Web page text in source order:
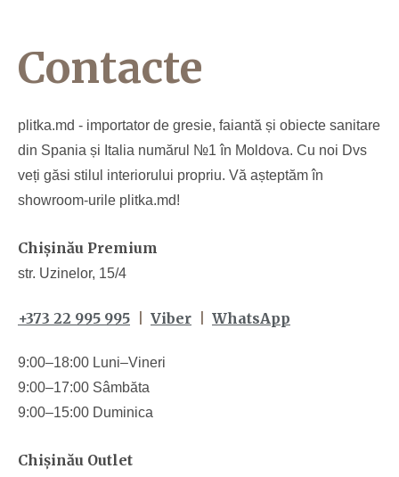
Contacte
plitka.md - importator de gresie, faiantă și obiecte sanitare
din Spania și Italia numărul №1 în Moldova. Cu noi Dvs
veți găsi stilul interiorului propriu. Vă așteptăm în
showroom-urile plitka.md!
Chișinău Premium
str. Uzinelor, 15/4
+373 22 995 995 Viber WhatsApp
9:00–18:00 Luni–Vineri
9:00–17:00 Sâmbăta
9:00–15:00 Duminica
Chișinău Outlet